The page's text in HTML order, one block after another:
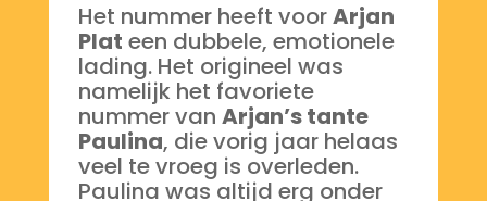
Het nummer heeft voorArjan
Plat een dubbele, emotionele
lading. Het origineel was
namelijk het favoriete
nummer van Arjan’s tante
Paulina, die vorig jaar helaas
veel te vroeg is overleden.
Paulina was altijd erg onder